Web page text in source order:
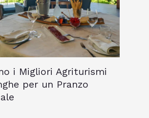
i Migliori Agriturismi
per un Pranzo